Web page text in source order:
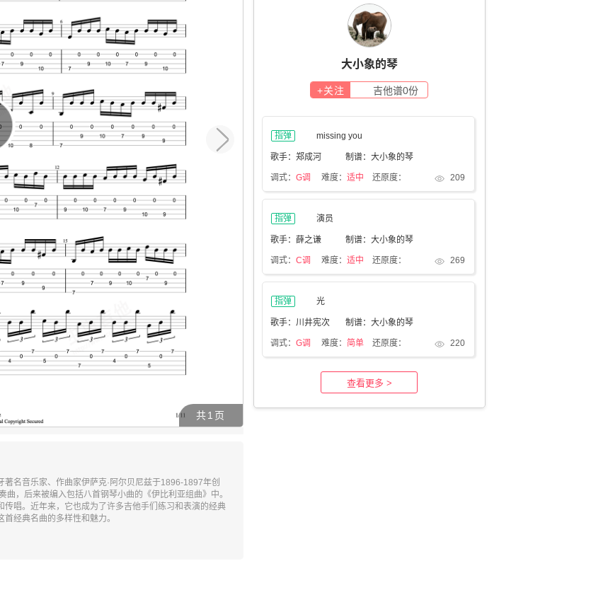
共1 页
名音乐家、作曲家伊萨克·阿尔贝尼兹于1896-1897年创
，后来被编入包括八首钢琴小曲的《伊比利亚组曲》中。
唱。近年来，它也成为了许多吉他手们练习和表演的经典
经典名曲的多样性和魅力。
大小象的琴
+关注 吉他谱0份
指弹 missing you
歌手：郑成河 制谱：大小象的琴
调式： G调 难度： 适中 还原度： 209
指弹 演员
歌手：薛之谦 制谱：大小象的琴
调式： C调 难度： 适中 还原度： 269
指弹 光
歌手：川井宪次 制谱：大小象的琴
调式： G调 难度： 简单 还原度： 220
查看更多 >